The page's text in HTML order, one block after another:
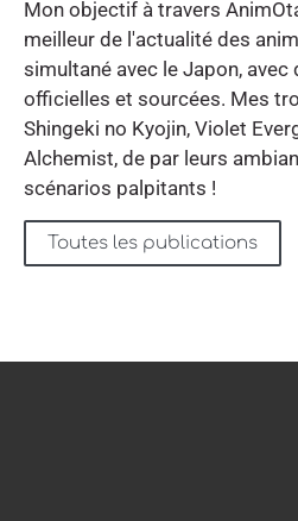
Mon objectif à travers
meilleur de l'actualité des
simultané avec le Japon,
officielles et sourcées. Mes
Shingeki no Kyojin, Violet
Alchemist, de par leurs
scénarios palpitants !
Toutes les publications